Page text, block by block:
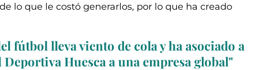
de lo que le costó generarlos, por lo que ha creado
fútbol lleva viento de cola y ha asociado a
Deportiva Huesca a una empresa global"